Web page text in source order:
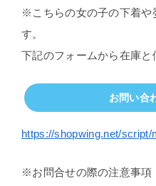
※こちらの女の子の下着や
す。
下記のフォームから在庫と
お問い合
https://shopwing.net/script/
※お問合せの際の注意事項